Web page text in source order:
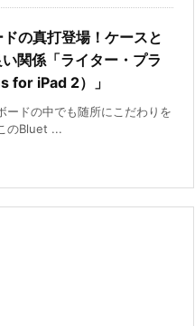
の真打登場！ケースと
関係「ライター・プラ
for iPad 2）」
ードの中でも随所にこだわりを
のBluet ...